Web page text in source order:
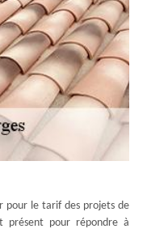
pour le tarif des projets de
présent pour répondre à